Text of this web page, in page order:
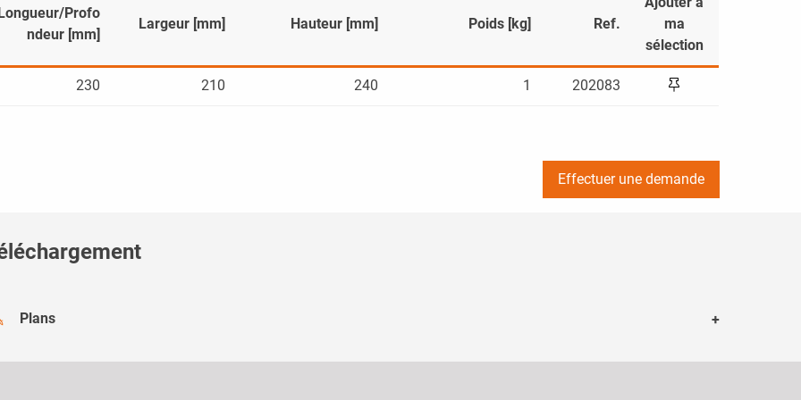
Profo
ndeur [mm]
Ref.
ma
sélection
230 202083
Largeur [mm] Hauteur [mm] Poids [kg]
210 240 1
Effectuer une demande
Plans